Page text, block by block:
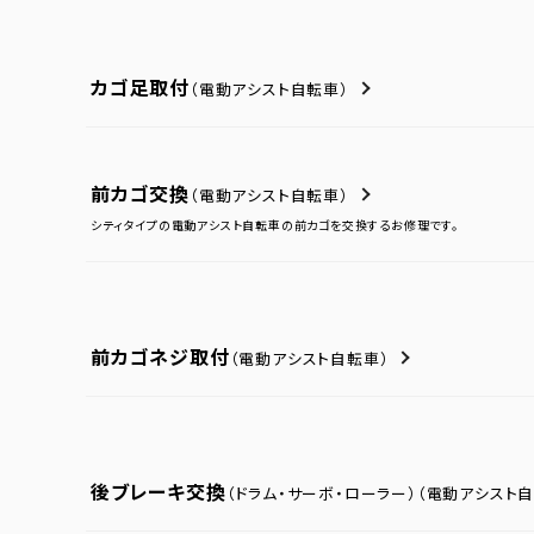
カゴ足取付 （電動アシスト自転車）
前カゴ交換 （電動アシスト自転車）
シティタイプの電動アシスト自転車の前カゴを交換するお修理です。
前カゴネジ取付 （電動アシスト自転車）
後ブレーキ交換 （ドラム・サーボ・ローラー） （電動アシスト